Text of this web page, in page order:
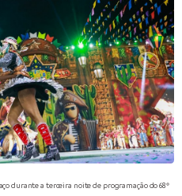
durante a terceira noite de programação do 68º